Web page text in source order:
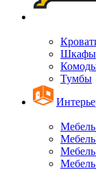
Шкафы
Тумбы
Мебель
Мебель
Мебель
Мебель